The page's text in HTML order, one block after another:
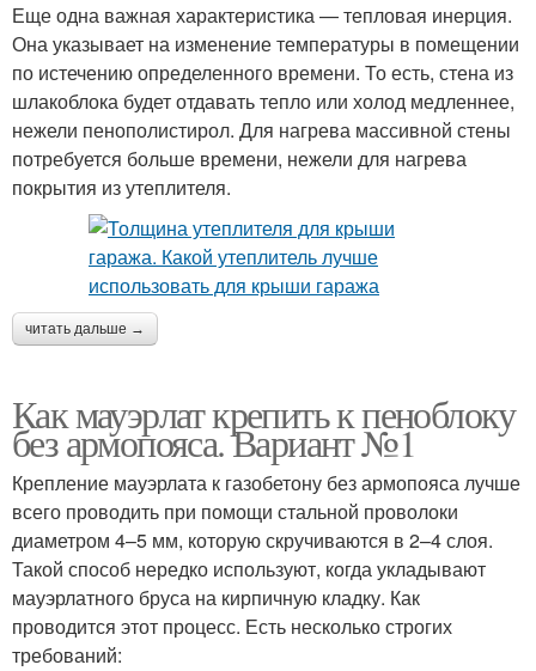
Еще одна важная характеристика — тепловая инерция.
Она указывает на изменение температуры в помещении
по истечению определенного времени. То есть, стена из
шлакоблока будет отдавать тепло или холод медленнее,
нежели пенополистирол. Для нагрева массивной стены
потребуется больше времени, нежели для нагрева
покрытия из утеплителя.
читать дальше →
Как мауэрлат крепить к пеноблоку
без армопояса. Вариант №1
Крепление мауэрлата к газобетону без армопояса лучше
всего проводить при помощи стальной проволоки
диаметром 4–5 мм, которую скручиваются в 2–4 слоя.
Такой способ нередко используют, когда укладывают
мауэрлатного бруса на кирпичную кладку. Как
проводится этот процесс. Есть несколько строгих
требований: